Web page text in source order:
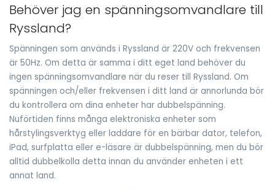
Behöver jag en spänningsomvandlare till
Ryssland?
Spänningen som används i Ryssland är 220V och frekvensen
är 50Hz. Om detta är samma i ditt eget land behöver du
ingen spänningsomvandlare när du reser till Ryssland. Om
spänningen och/eller frekvensen i ditt land är annorlunda bör
du kontrollera om dina enheter har dubbelspänning.
Nuförtiden finns många elektroniska enheter som
hårstylingsverktyg eller laddare för en bärbar dator, telefon,
iPad, surfplatta eller e-läsare är dubbelspänning, men du bör
alltid dubbelkolla detta innan du använder enheten i ett
annat land.